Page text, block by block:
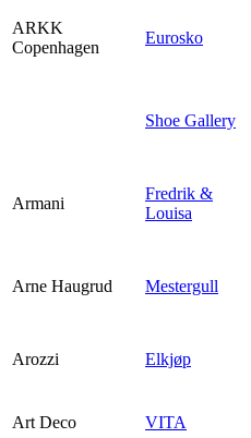
ARKK
Copenhagen
Eurosko
Shoe Gallery
Armani
Fredrik &
Louisa
Arne Haugrud Mestergull
Arozzi Elkjøp
Art Deco VITA